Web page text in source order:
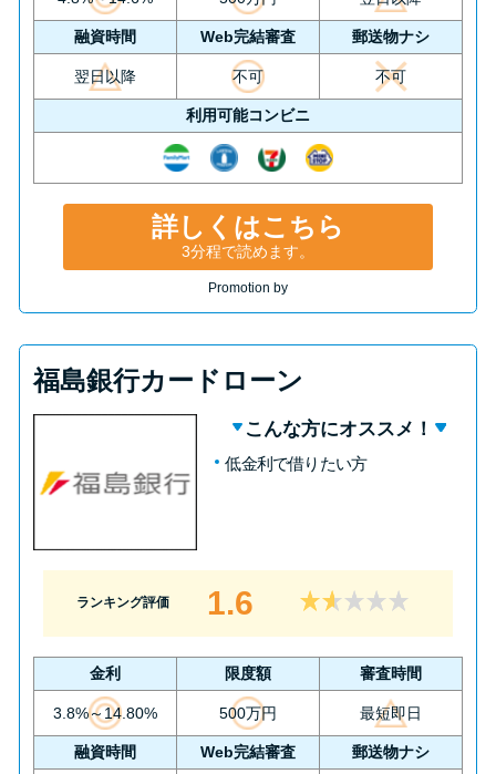
融資時間 Web完結審査 郵送物ナシ
翌日以降 不可 不可
利用可能コンビニ
詳しくはこちら
3分程で読めます。
Promotion by
福島銀行カードローン
こんな方にオススメ！
低金利で借りたい方
ランキング評価 1.6
金利 限度額 審査時間
3.8%～14.80% 500万円 最短即日
融資時間 Web完結審査 郵送物ナシ